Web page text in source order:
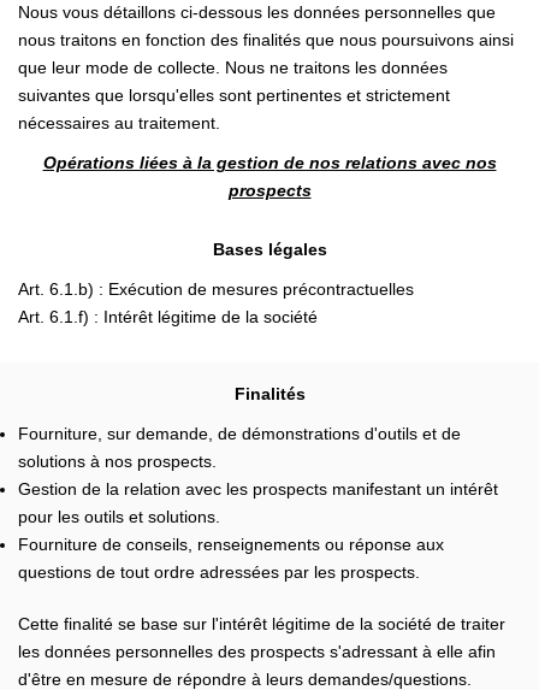
Nous vous détaillons ci-dessous les données personnelles que
nous traitons en fonction des finalités que nous poursuivons ainsi
que leur mode de collecte. Nous ne traitons les données
suivantes que lorsqu'elles sont pertinentes et strictement
nécessaires au traitement.
Opérations liées à la gestion de nos relations avec nos
prospects
Bases légales
Art. 6.1.b) : Exécution de mesures précontractuelles
Art. 6.1.f) : Intérêt légitime de la société
Finalités
Fourniture, sur demande, de démonstrations d'outils et de
solutions à nos prospects.
Gestion de la relation avec les prospects manifestant un intérêt
pour les outils et solutions.
Fourniture de conseils, renseignements ou réponse aux
questions de tout ordre adressées par les prospects.
Cette finalité se base sur l'intérêt légitime de la société de traiter
les données personnelles des prospects s'adressant à elle afin
d'être en mesure de répondre à leurs demandes/questions.